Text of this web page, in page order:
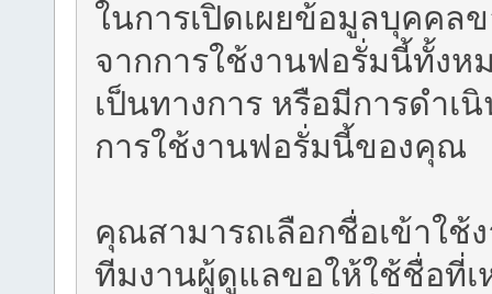
ในการเปิดเผยข้อมูลบุคคล
จากการใช้งานฟอรั่มนี้ทั้งห
เป็นทางการ หรือมีการดำเ
การใช้งานฟอรั่มนี้ของคุณ
คุณสามารถเลือกชื่อเข้าใ
ทีมงานผู้ดูแลขอให้ใช้ชื่อที่